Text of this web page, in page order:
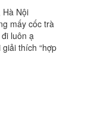
Hà Nội
mấy cốc trà
luôn ạ
thích “hợp